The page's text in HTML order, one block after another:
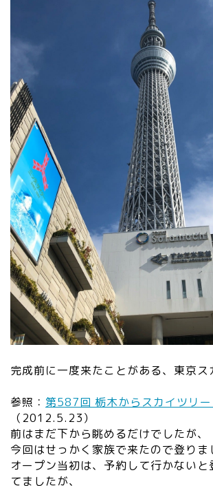
完成前に一度来たことがある、東京ス
参照： 第587回 栃木からスカイツリ
（2012.5.23）
前はまだ下から眺めるだけでしたが、
今回はせっかく家族で来たので登りま
オープン当初は、予約して行かないと
てましたが、